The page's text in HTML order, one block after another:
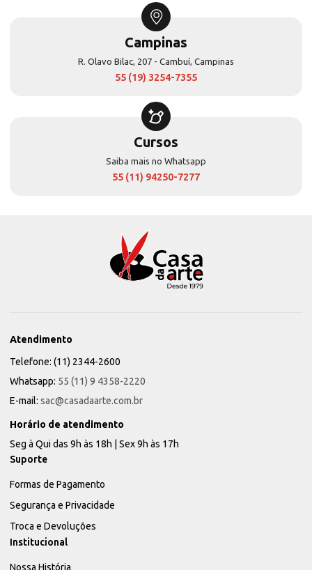
Campinas
R. Olavo Bilac, 207 - Cambuí, Campinas
55 (19) 3254-7355
Cursos
Saiba mais no Whatsapp
55 (11) 94250-7277
Atendimento
Telefone: (11) 2344-2600
Whatsapp: 55 (11) 9 4358-2220
E-mail: sac@casadaarte.com.br
Horário de atendimento
Seg à Qui das 9h às 18h | Sex 9h às 17h
Suporte
Formas de Pagamento
Segurança e Privacidade
Troca e Devoluções
Institucional
Nossa História